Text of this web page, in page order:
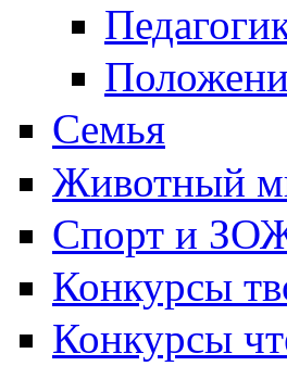
Семья
Животный
Спорт и
Конкурсы
Конкурсы